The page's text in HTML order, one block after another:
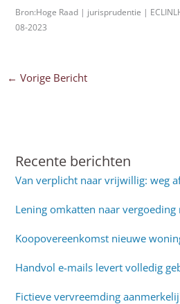
Bron:Hoge Raad | jurisprudentie |
08-2023
← Vorige Bericht
Recente berichten
Van verplicht naar vrijwillig: weg
Lening omkatten naar
Koopovereenkomst nieuwe
Handvol e-mails levert volledig
Fictieve vervreemding